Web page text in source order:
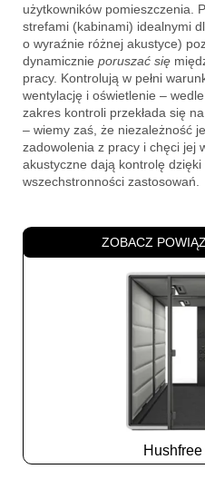
użytkowników pomieszczenia.
strefami (kabinami) idealnymi
o wyraźnie różnej akustyce)
dynamicznie poruszać się
pracy. Kontrolują w pełni
wentylację i oświetlenie –
zakres kontroli przekłada się
– wiemy zaś, że niezależność
zadowolenia z pracy i chęci jej
akustyczne dają kontrolę
wszechstronności zastosowań.
ZOBACZ
Slide